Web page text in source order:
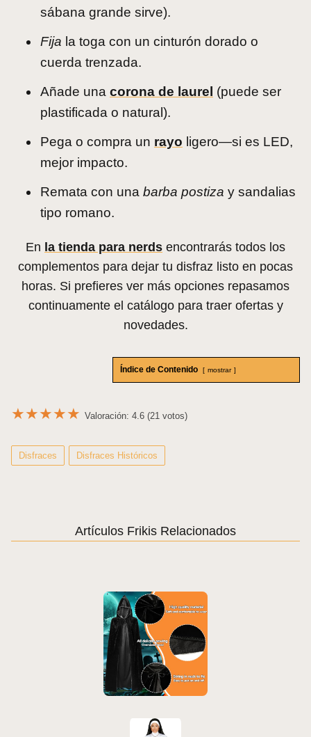
sábana grande sirve).
Fija la toga con un cinturón dorado o
cuerda trenzada.
Añade una corona de laurel (puede ser
plastificada o natural).
Pega o compra un rayo ligero—si es LED,
mejor impacto.
Remata con una barba postiza y sandalias
tipo romano.
En la tienda para nerds encontrarás todos los
complementos para dejar tu disfraz listo en pocas
horas. Si prefieres ver más opciones repasamos
continuamente el catálogo para traer ofertas y
novedades.
Índice de Contenido mostrar
★★★★★ Valoración: 4.6 (21 votos)
Disfraces Disfraces Históricos
Artículos Frikis Relacionados